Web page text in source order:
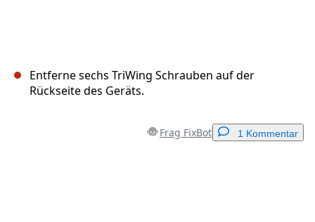
Entferne sechs TriWing Schrauben auf der
Rückseite des Geräts.
Frag FixBot 1 Kommentar